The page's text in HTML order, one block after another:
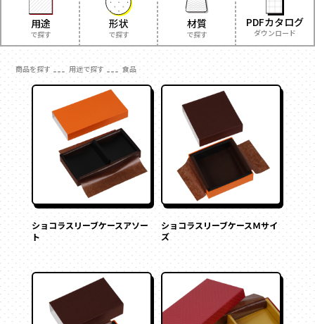
雑貨
フラワー
ウェディング・ブライダル
ギフト
アクセサリー
コスメ
アパレル
食品
フルーツ
お酒
お茶
ステイショナリー
保管箱
ゲーム
フォト
陶器
メガネ
玩具
電子機器
キーボックス
角箱
かぶせ式
インロー式
丁番型
マウント型
BOOK型
多角形
家型
バック型
カゴ型
ドーム型
2段式
開くタイプ
身箱のみ
ステッチ留め
スリーブ
のせふた式
材質 で探す
紙
サテン
レザー
合成
ベロア
スエード
クリアケース
プラスチック
木箱
ウェブカタログ
tel. 095-882-1230
お電話受付時間／月〜金曜9:00〜17:30 （土日祝を除く）
メールでお問い合わせ
用途
で探す
時計
お菓子
ジュエリー
雑貨
フラワー
ウェディング・ブライダル
ギフト
アクセサリー
コスメ
アパレル
食品
フルーツ
お酒
ステイショナリー
保管箱
ゲーム
フォト
陶器
玩具
電子機器
キーボックス
その他
形状
で探す
角箱
かぶせ式
インロー式
丁番型
マウント型
BOOK型
多角形
家型
カゴ型
ドーム型
2段式
開くタイプ
身箱のみ
ステッチ留め
スリーブ
のせふた式
フォトフレーム
マグネット付き
Vカット
底ワンタッチ
スライド式
フラップ式
変形箱
ハート形
多角形
家型
かご型
ピロー型
材質
で探す
紙
サテン
レザー
合成
ベロア
クリアケース
プラスチック
木箱
PDFカタログ
ダウンロード
商品を探す 用途で探す 食品
ショコラスリーブケースアソー
ト
ショコラスリーブケースＭサイ
ズ